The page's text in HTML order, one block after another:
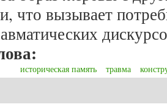
что вызывает
историческая память травма